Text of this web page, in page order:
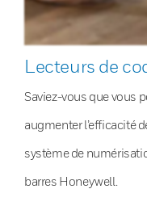
Lecteurs de
Saviez-vous que vous
augmenter l’efficacité
système de
barres Honeywell.